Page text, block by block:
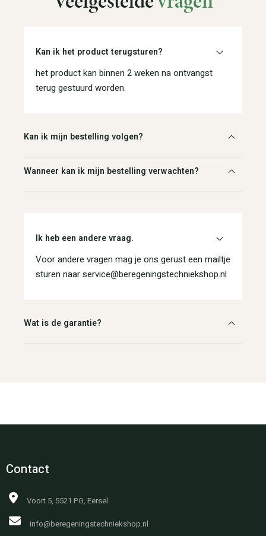
Kan ik het product terugsturen?
het product kan binnen 2 weken na ontvangst
terug gestuurd worden.
Kan ik mijn bestelling volgen?
Wanneer kan ik mijn bestelling verwachten?
Ik heb een andere vraag.
Voor andere vragen mag je ons gerust een mailtje
sturen naar service@beregeningstechniekshop.nl
Wat is de garantie?
Contact
Voort 5, 5521 PG, Eersel
info@beregeningstechniekshop.nl